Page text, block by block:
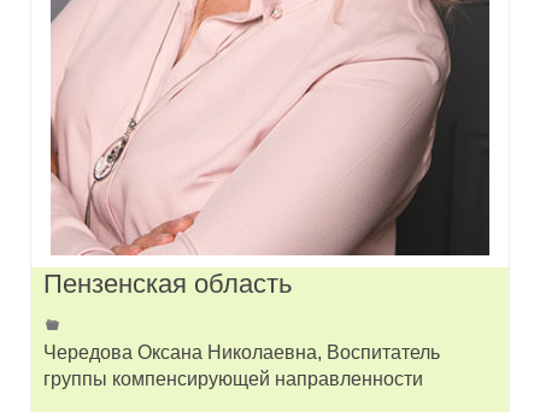
Пензенская область
Чередова Оксана Николаевна, Воспитатель
группы компенсирующей направленности